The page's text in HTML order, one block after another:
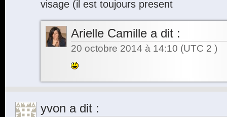
visage (il est toujours present
Arielle Camille a dit :
20 octobre 2014 à 14:10 (UTC 2 )
yvon a dit :